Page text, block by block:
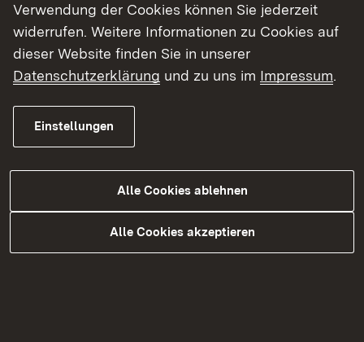
Grünes Licht für den 380-kV-
Ersatzneubau zwischen
04.07.2025 | Medienmitteilung
Neue Stromleitung soll Stromversorgung auch
Mehr
Verwendung der Cookies können Sie jederzeit
widerrufen. Weitere Informationen zu Cookies auf
dieser Website finden Sie in unserer
Datenschutzerklärung und zu uns im Impressum.
Einstellungen
Alle Cookies ablehnen
Alle Cookies akzeptieren